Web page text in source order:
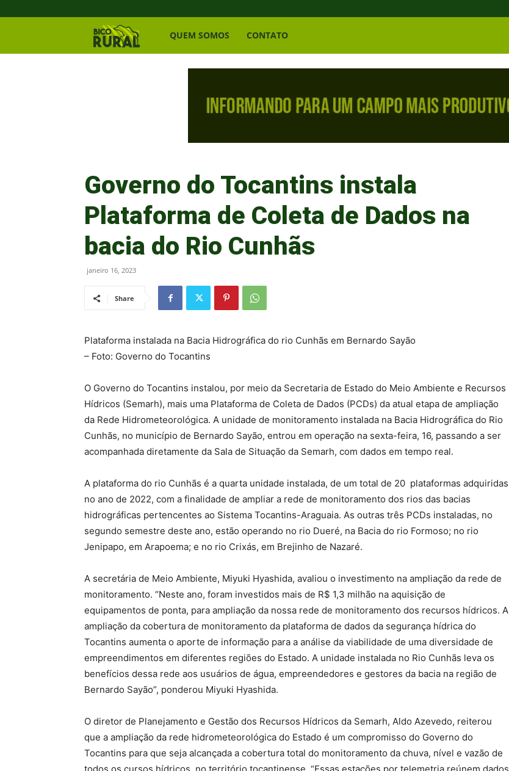
Bico
QUEM SOMOS CONTATO
Governo do Tocantins instala
Plataforma de Coleta de Dados na
bacia do Rio Cunhãs
janeiro 16, 2023
Share
Plataforma instalada na Bacia Hidrográfica do rio Cunhãs em Bernardo Sayão
– Foto: Governo do Tocantins
O Governo do Tocantins instalou, por meio da Secretaria de Estado do Meio Ambiente e Recursos
Hídricos (Semarh), mais uma Plataforma de Coleta de Dados (PCDs) da atual etapa de ampliação
da Rede Hidrometeorológica. A unidade de monitoramento instalada na Bacia Hidrográfica do Rio
Cunhãs, no município de Bernardo Sayão, entrou em operação na sexta-feira, 16, passando a ser
acompanhada diretamente da Sala de Situação da Semarh, com dados em tempo real.
A plataforma do rio Cunhãs é a quarta unidade instalada, de um total de 20 plataformas adquiridas
no ano de 2022, com a finalidade de ampliar a rede de monitoramento dos rios das bacias
hidrográficas pertencentes ao Sistema Tocantins-Araguaia. As outras três PCDs instaladas, no
segundo semestre deste ano, estão operando no rio Dueré, na Bacia do rio Formoso; no rio
Jenipapo, em Arapoema; e no rio Crixás, em Brejinho de Nazaré.
A secretária de Meio Ambiente, Miyuki Hyashida, avaliou o investimento na ampliação da rede de
monitoramento. “Neste ano, foram investidos mais de R$ 1,3 milhão na aquisição de
equipamentos de ponta, para ampliação da nossa rede de monitoramento dos recursos hídricos. A
ampliação da cobertura de monitoramento da plataforma de dados da segurança hídrica do
Tocantins aumenta o aporte de informação para a análise da viabilidade de uma diversidade de
empreendimentos em diferentes regiões do Estado. A unidade instalada no Rio Cunhãs leva os
benefícios dessa rede aos usuários de água, empreendedores e gestores da bacia na região de
Bernardo Sayão”, ponderou Miyuki Hyashida.
O diretor de Planejamento e Gestão dos Recursos Hídricos da Semarh, Aldo Azevedo, reiterou
que a ampliação da rede hidrometeorológica do Estado é um compromisso do Governo do
Tocantins para que seja alcançada a cobertura total do monitoramento da chuva, nível e vazão de